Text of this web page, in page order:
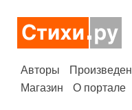
Авторы
Магазин
О портале